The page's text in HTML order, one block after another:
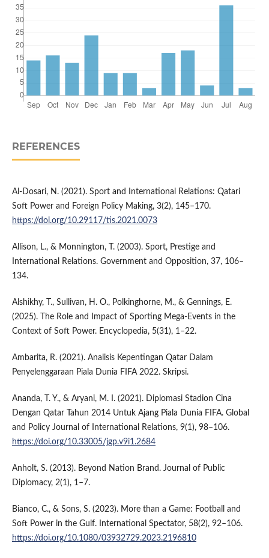
REFERENCES
Al-Dosari, N. (2021). Sport and International Relations: Qatari
Soft Power and Foreign Policy Making, 3(2), 145–170.
https://doi.org/10.29117/tis.2021.0073
Allison, L., & Monnington, T. (2003). Sport, Prestige and
International Relations. Government and Opposition, 37, 106–
134.
Alshikhy, T., Sullivan, H. O., Polkinghorne, M., & Gennings, E.
(2025). The Role and Impact of Sporting Mega-Events in the
Context of Soft Power. Encyclopedia, 5(31), 1–22.
Ambarita, R. (2021). Analisis Kepentingan Qatar Dalam
Penyelenggaraan Piala Dunia FIFA 2022. Skripsi.
Ananda, T. Y., & Aryani, M. I. (2021). Diplomasi Stadion Cina
Dengan Qatar Tahun 2014 Untuk Ajang Piala Dunia FIFA. Global
and Policy Journal of International Relations, 9(1), 98–106.
https://doi.org/10.33005/jgp.v9i1.2684
Anholt, S. (2013). Beyond Nation Brand. Journal of Public
Diplomacy, 2(1), 1–7.
Bianco, C., & Sons, S. (2023). More than a Game: Football and
Soft Power in the Gulf. International Spectator, 58(2), 92–106.
https://doi.org/10.1080/03932729.2023.2196810